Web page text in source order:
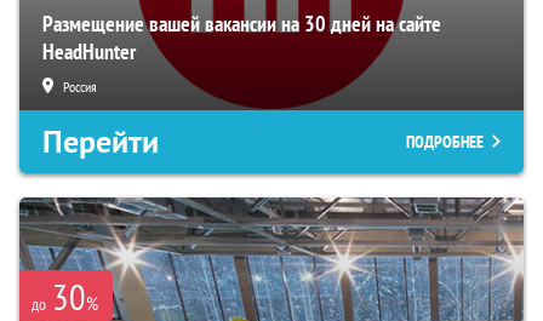
Размещение вашей вакансии на 30 дней на сайте
HeadHunter
Россия
Перейти ПОДРОБНЕЕ
до 30%